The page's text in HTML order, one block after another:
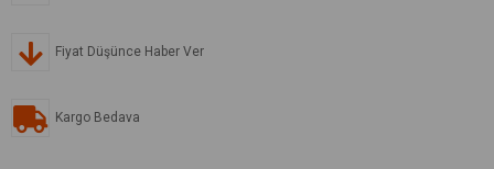
Fiyat Düşünce Haber Ver
Kargo Bedava